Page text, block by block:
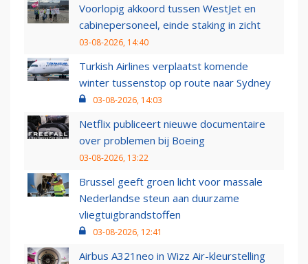
Voorlopig akkoord tussen WestJet en
cabinepersoneel, einde staking in zicht
03-08-2026, 14:40
Turkish Airlines verplaatst komende
winter tussenstop op route naar Sydney
03-08-2026, 14:03
Netflix publiceert nieuwe documentaire
over problemen bij Boeing
03-08-2026, 13:22
Brussel geeft groen licht voor massale
Nederlandse steun aan duurzame
vliegtuigbrandstoffen
03-08-2026, 12:41
Airbus A321neo in Wizz Air-kleurstelling